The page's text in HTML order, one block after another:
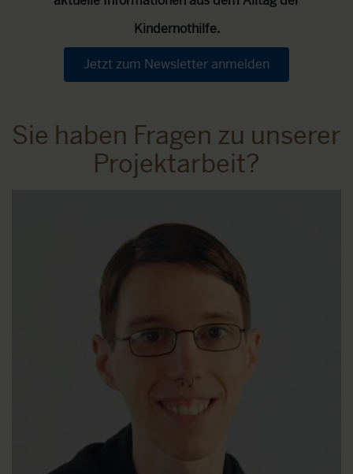
Kindernothilfe.
Jetzt zum Newsletter anmelden
Sie haben Fragen zu unserer
Projektarbeit?